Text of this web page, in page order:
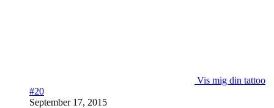
Vis mig din tattoo
#20
September 17, 2015